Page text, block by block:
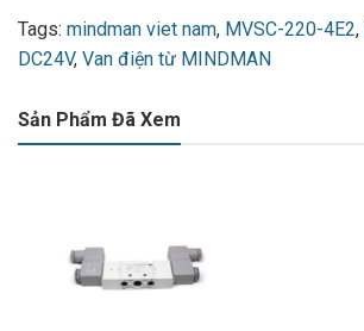
Tags: mindman viet nam, MVSC-220-4E2,
DC24V, Van điện từ MINDMAN
Sản Phẩm Đã Xem